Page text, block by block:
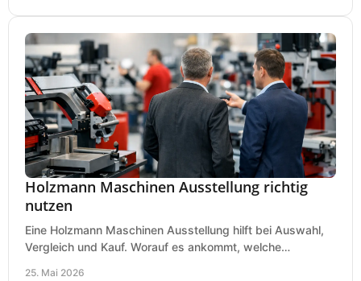
Holzmann Maschinen Ausstellung richtig
nutzen
Eine Holzmann Maschinen Ausstellung hilft bei Auswahl,
Vergleich und Kauf. Worauf es ankommt, welche
25. Mai 2026